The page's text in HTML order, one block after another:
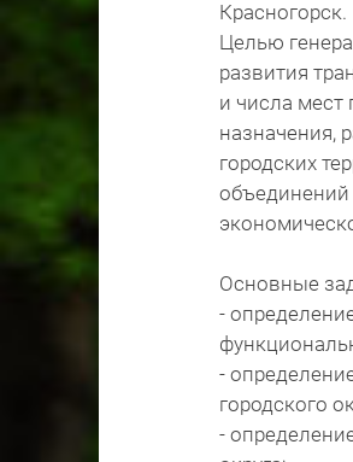
Красногорск.
Целью
развития
и числа мест
назначения,
городских
объединений
Основные
-
-
городского
-